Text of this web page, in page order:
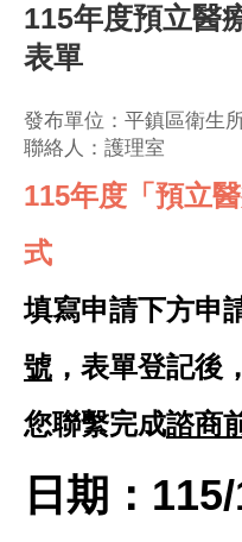
115年度預立醫
表單
發布單位：平鎮區衛生
聯絡人：護理室
115年度「預立
式
填寫申請下方申
號 ，表單登記後
您聯繫完成諮商
日期：115/